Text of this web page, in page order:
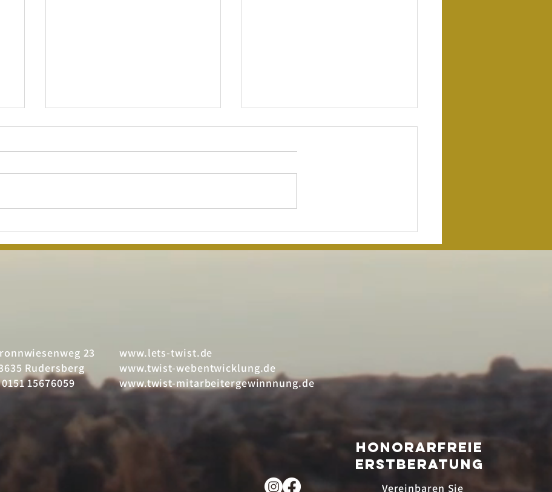
25 Jahre twist
– Familien-
25 Jahre twist
– die
Vereinbaren Sie
HONORARfreie
ERSTBERATUNG
23
Rudersberg
15676059
www.lets-twist.de
www.twist-webentwicklung.de
www.twist-mitarbeitergewinnnung.de